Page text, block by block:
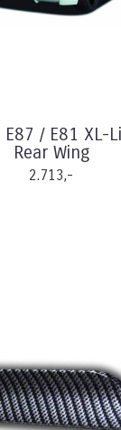
E87 / E81 XL-
Rear Wing
2.713,-